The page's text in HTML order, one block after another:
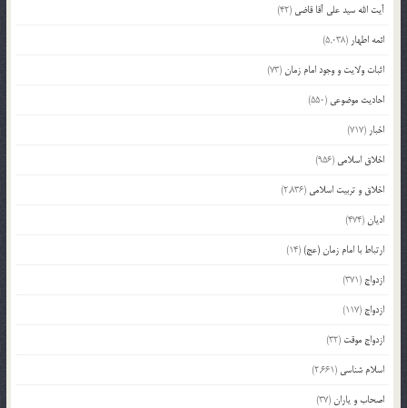
آیت الله سید علی آقا قاضی (42)
ائمه اطهار (5,038)
اثبات ولایت و وجود امام زمان (73)
احادیث موضوعی (550)
اخبار (717)
اخلاق اسلامی (956)
اخلاق و تربیت اسلامی (2,836)
ادیان (474)
ارتباط با امام زمان (عج)(14)
ازدواج (371)
ازدواج (117)
ازدواج موقت (32)
اسلام شناسی (2,661)
اصحاب و یاران (37)